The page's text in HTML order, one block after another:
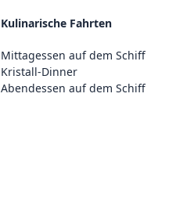
Kulinarische Fahrten
Mittagessen auf dem Schiff
Kristall-Dinner
Abendessen auf dem Schiff